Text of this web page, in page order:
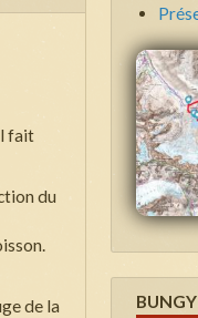
fait
du
de la